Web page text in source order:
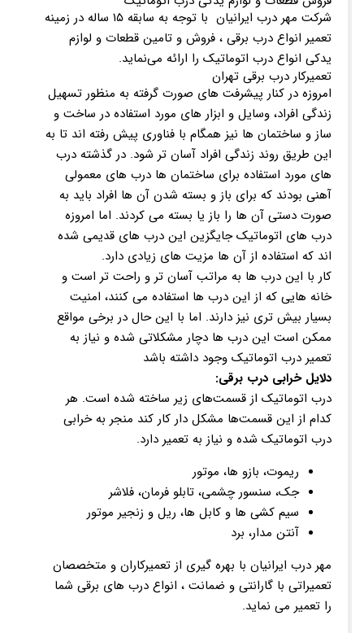
شرکت مهر درب ایرانیان با توجه به سابقه ۱۵ ساله در زمینه
تعمیر انواع درب برقی ، فروش و تامین قطعات و لوازم
یدکی انواع درب اتوماتیک را ارائه می‌نماید.
تعمیرکار درب برقی تهران
امروزه در کنار پیشرفت های صورت گرفته به منظور تسهیل
زندگی افراد، وسایل و ابزار های مورد استفاده در ساخت و
ساز و ساختمان ها نیز همگام با فناوری پیش رفته اند تا به
این طریق روند زندگی افراد آسان تر شود. در گذشته درب
های مورد استفاده برای ساختمان ها درب های معمولی
آهنی بودند که برای باز و بسته شدن آن ها افراد باید به
صورت دستی آن ها را باز یا بسته می کردند. اما امروزه
درب های اتوماتیک جایگزین این درب های قدیمی شده
اند که استفاده از آن ها مزیت های زیادی دارد.
کار با این درب ها به مراتب آسان تر و راحت تر است و
خانه هایی که از این درب ها استفاده می کنند، امنیت
بسیار بیش تری نیز دارند. اما با این حال در برخی مواقع
ممکن است این درب ها دچار مشکلاتی شده و نیاز به
تعمیر درب اتوماتیک وجود داشته باشد
دلایل خرابی درب برقی:
درب اتوماتیک از قسمت‌های زیر ساخته شده است. هر
کدام از این قسمت‌ها مشکل دار کار کند منجر به خرابی
درب اتوماتیک شده و نیاز به تعمیر دارد.
ریموت، بازو ها، موتور
جک، سنسور چشمی، تابلو فرمان، فلاشر
سیم کشی ها و کابل ها، ریل و زنجیر موتور
آنتن مدار، برد
مهر درب ایرانیان با بهره گیری از تعمیرکاران و متخصصان
تعمیراتی با گارانتی و ضمانت ، انواع درب های برقی شما
را تعمیر می نماید.